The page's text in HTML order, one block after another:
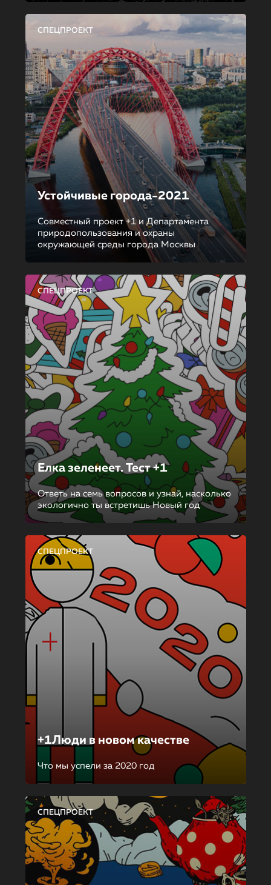
СПЕЦПРОЕКТ
Устойчивые города-2021
Совместный проект +1 и Департамента
природопользования и охраны
окружающей среды города Москвы
СПЕЦПРОЕКТ
Елка зеленеет. Тест +1
Ответь на семь вопросов и узнай, насколько
экологично ты встретишь Новый год
СПЕЦПРОЕКТ
+1Люди в новом качестве
Что мы успели за 2020 год
СПЕЦПРОЕКТ